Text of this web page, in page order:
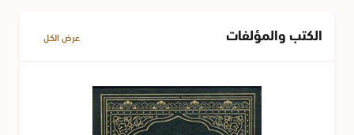
الكتب والمؤلفات عرض الكل